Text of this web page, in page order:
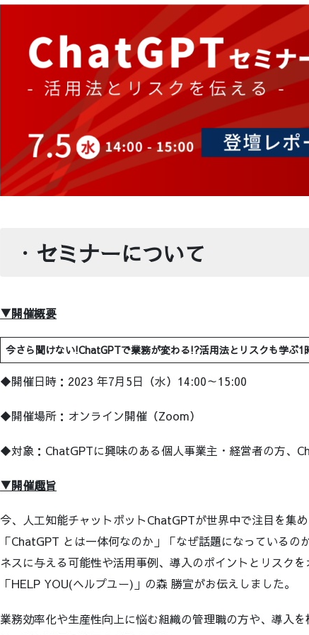
・ セミナーについて
▼開催概要
今さら聞けない!ChatGPTで業務が変わる!?活用法とリスクも学ぶ1
◆開催日時：2023 年7月5日（水）14:00～15:00
◆開催場所：オンライン開催（Zoom）
◆対象：ChatGPTに興味のある個人事業主・経営者の方、
▼開催趣旨
今、人工知能チャットボットChatGPTが世界中で注目を集
「ChatGPT とは一体何なのか」「なぜ話題になっている
ネスに与える可能性や活用事例、導入のポイントとリスク
「HELP YOU(ヘルプユー)」の森 勝宣がお伝えしました。
業務効率化や生産性向上に悩む組織の管理職の方や、導入